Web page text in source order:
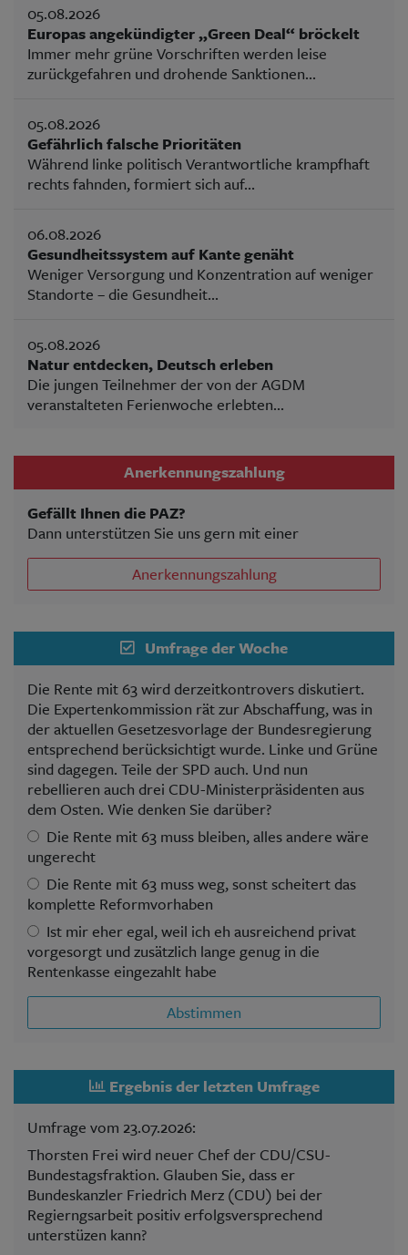
05.08.2026
Europas angekündigter „Green Deal“ bröckelt
Immer mehr grüne Vorschriften werden leise
zurückgefahren und drohende Sanktionen...
05.08.2026
Gefährlich falsche Prioritäten
Während linke politisch Verantwortliche krampfhaft
rechts fahnden, formiert sich auf...
06.08.2026
Gesundheitssystem auf Kante genäht
Weniger Versorgung und Konzentration auf weniger
Standorte – die Gesundheit...
05.08.2026
Natur entdecken, Deutsch erleben
Die jungen Teilnehmer der von der AGDM
veranstalteten Ferienwoche erlebten...
Anerkennungszahlung
Gefällt Ihnen die PAZ?
Dann unterstützen Sie uns gern mit einer
Anerkennungszahlung
Umfrage der Woche
Die Rente mit 63 wird derzeitkontrovers diskutiert.
Die Expertenkommission rät zur Abschaffung, was in
der aktuellen Gesetzesvorlage der Bundesregierung
entsprechend berücksichtigt wurde. Linke und Grüne
sind dagegen. Teile der SPD auch. Und nun
rebellieren auch drei CDU-Ministerpräsidenten aus
dem Osten. Wie denken Sie darüber?
Die Rente mit 63 muss bleiben, alles andere wäre
ungerecht
Die Rente mit 63 muss weg, sonst scheitert das
komplette Reformvorhaben
Ist mir eher egal, weil ich eh ausreichend privat
vorgesorgt und zusätzlich lange genug in die
Rentenkasse eingezahlt habe
Abstimmen
Ergebnis der letzten Umfrage
Umfrage vom 23.07.2026:
Thorsten Frei wird neuer Chef der CDU/CSU-
Bundestagsfraktion. Glauben Sie, dass er
Bundeskanzler Friedrich Merz (CDU) bei der
Regierngsarbeit positiv erfolgsversprechend
unterstüzen kann?